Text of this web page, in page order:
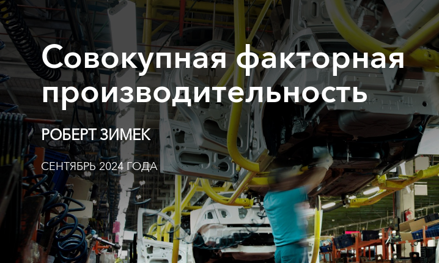
Совокупная факторная
производительность
РОБЕРТ ЗИМЕК
СЕНТЯБРЬ 2024 ГОДА